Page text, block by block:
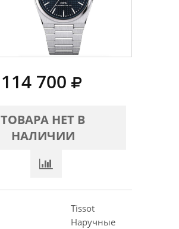
114 700
ТОВАРА НЕТ В
НАЛИЧИИ
Tissot
Наручные